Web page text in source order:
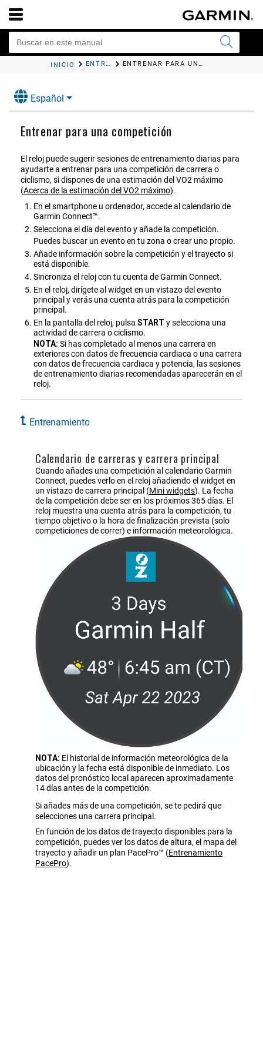
INICIO ENTRENAMIENTO ENTRENAR PARA UNA COMPETICIÓN
Español
Entrenar para una competición
El reloj puede sugerir sesiones de entrenamiento diarias para
ayudarte a entrenar para una competición de carrera o
ciclismo, si dispones de una estimación del VO2 máximo
(Acerca de la estimación del VO2 máximo).
En el smartphone u ordenador, accede al calendario de
Garmin Connect™.
Selecciona el día del evento y añade la competición.
Puedes buscar un evento en tu zona o crear uno propio.
Añade información sobre la competición y el trayecto si
está disponible.
Sincroniza el reloj con tu cuenta deGarmin Connect.
En el reloj, dirígete al widget en un vistazo del evento
principal y verás una cuenta atrás para la competición
principal.
En la pantalla del reloj, pulsa START y selecciona una
actividad de carrera o ciclismo.
NOTA: Si has completado al menos una carrera en
exteriores con datos de frecuencia cardiaca o una carrera
con datos de frecuencia cardiaca y potencia, las sesiones
de entrenamiento diarias recomendadas aparecerán en el
reloj.
Entrenamiento
Calendario de carreras y carrera principal
Cuando añades una competición al calendarioGarmin
Connect, puedes verlo en el reloj añadiendo el widget en
un vistazo de carrera principal (Mini widgets). La fecha
de la competición debe ser en los próximos 365 días. El
reloj muestra una cuenta atrás para la competición, tu
tiempo objetivo o la hora de finalización prevista (solo
competiciones de correr) e información meteorológica.
NOTA: El historial de información meteorológica de la
ubicación y la fecha está disponible de inmediato. Los
datos del pronóstico local aparecen aproximadamente
14 días antes de la competición.
Si añades más de una competición, se te pedirá que
selecciones una carrera principal.
En función de los datos de trayecto disponibles para la
competición, puedes ver los datos de altura, el mapa del
trayecto y añadir un plan PacePro™ (Entrenamiento
PacePro).